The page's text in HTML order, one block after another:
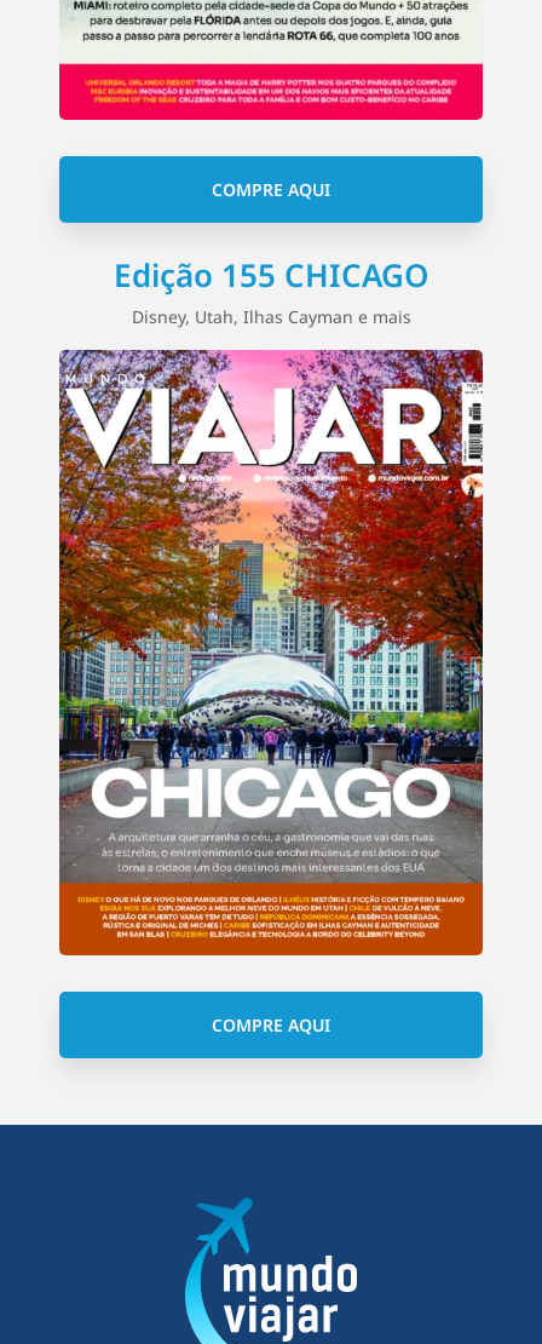
COMPRE AQUI
Edição 155 CHICAGO
Disney, Utah, Ilhas Cayman e mais
COMPRE AQUI